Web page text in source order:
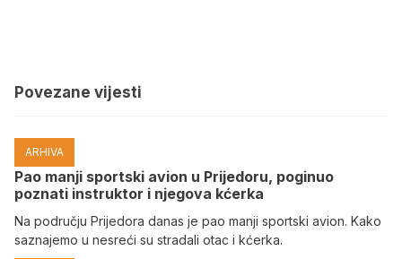
Povezane vijesti
ARHIVA
Pao manji sportski avion u Prijedoru, poginuo
poznati instruktor i njegova kćerka
Na području Prijedora danas je pao manji sportski avion. Kako
saznajemo u nesreći su stradali otac i kćerka.